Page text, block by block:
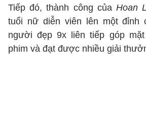
Tiếp đó, thành công củaHoan
tuổi nữ diễn viên lên một đỉnh
người đẹp 9x liên tiếp góp
phim và đạt được nhiều giải